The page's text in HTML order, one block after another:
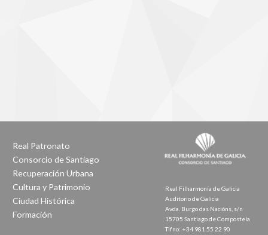
Real Patronato
Consorcio de Santiago
Recuperación Urbana
Cultura y Patrimonio
Ciudad Histórica
Formación
Real Filharmonía de Galicia
Auditorio de Galicia
Avda. Burgo das Nacións, s/n
15705 Santiago de Compostela
Tlfno: +34 981 55 22 90